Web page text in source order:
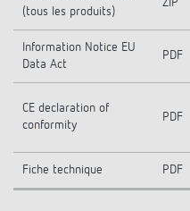
(tous les produits)
ZIP
Information Notice EU
Data Act
PDF
CE declaration of
conformity
PDF
Fiche technique PDF